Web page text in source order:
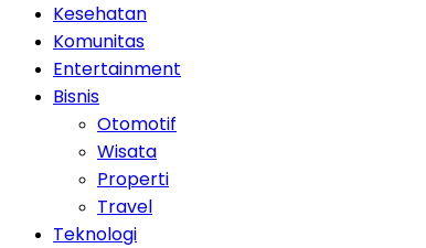
Kesehatan
Komunitas
Entertainment
Bisnis
Otomotif
Wisata
Properti
Travel
Teknologi